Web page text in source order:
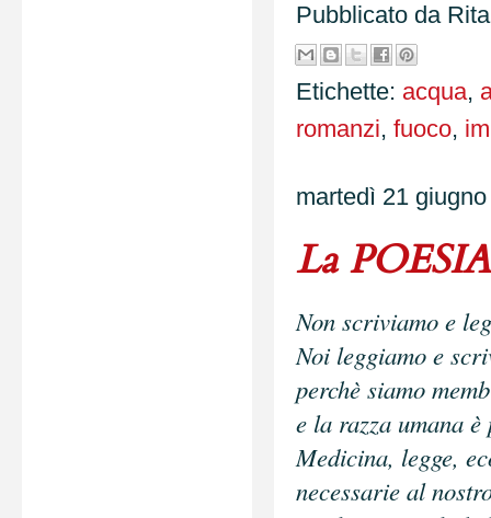
Pubblicato da
Etichette: acqua,
romanzi, fuoco,
martedì 21 giugno
La
Non scriviamo e
Noi leggiamo e
perchè siamo
e la razza umana
Medicina, legge,
necessarie al